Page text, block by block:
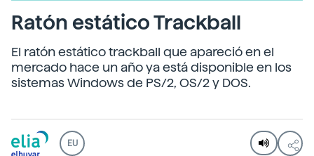
Ratón estático Trackball
El ratón estático trackball que apareció en el
mercado hace un año ya está disponible en los
sistemas Windows de PS/2, OS/2 y DOS.
EU